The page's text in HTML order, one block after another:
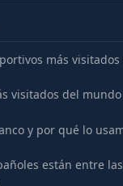
más
visitados del
y por qué lo
están entre